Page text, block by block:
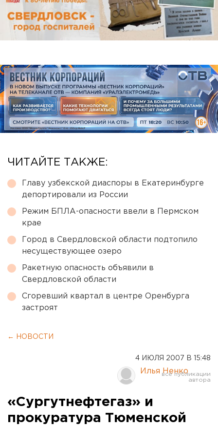
ЧИТАЙТЕ ТАКЖЕ:
Главу узбекской диаспоры в Екатеринбурге
депортировали из России
Режим БПЛА-опасности ввели в Пермском
крае
Город в Свердловской области подтопило
несуществующее озеро
Ракетную опасность объявили в
Свердловской области
Сгоревший квартал в центре Оренбурга
застроят
← НОВОСТИ
4 ИЮЛЯ 2007 В 15:48
Илья Ненко
«Сургутнефтегаз» и
прокуратура Тюменской